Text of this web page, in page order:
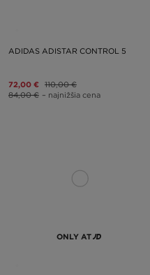
ADIDAS ADISTAR CONTROL 5
72,00 € 110,00 €
84,00 € – najnižšia cena
ONLY AT